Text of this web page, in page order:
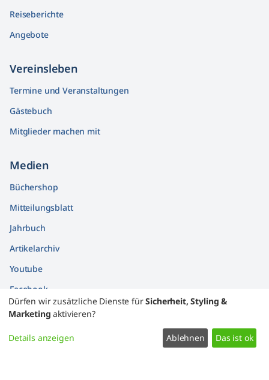
Reiseberichte
Angebote
Vereinsleben
Termine und Veranstaltungen
Gästebuch
Mitglieder machen mit
Medien
Büchershop
Mitteilungsblatt
Jahrbuch
Artikelarchiv
Youtube
Facebook
Findbücher
Widerrufsformular
Dürfen wir zusätzliche Dienste fürSicherheit, Styling &
Marketing aktivieren?
Details anzeigen Ablehnen Das ist ok